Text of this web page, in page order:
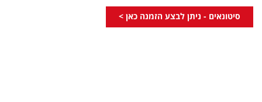
סיטונאים - ניתן לבצע הזמנה כאן >